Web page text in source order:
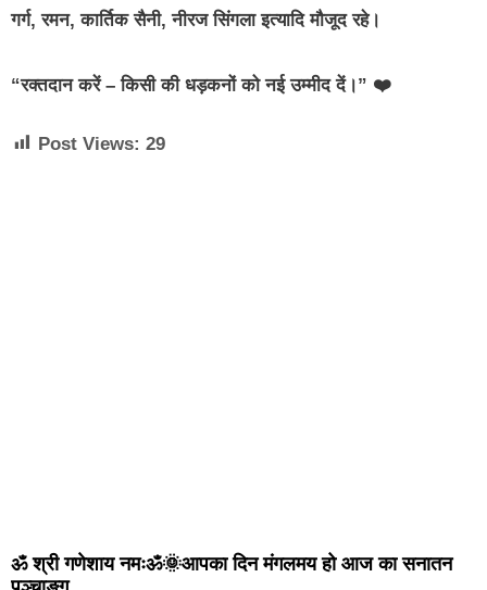
गर्ग, रमन, कार्तिक सैनी, नीरज सिंगला इत्यादि मौजूद रहे।
“रक्तदान करें – किसी की धड़कनों को नई उम्मीद दें।” ❤️
Post Views: 29
ॐ श्री गणेशाय नमःॐ🌞आपका दिन मंगलमय हो आज का सनातन